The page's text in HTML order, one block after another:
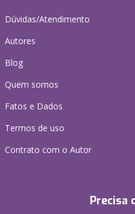
Dúvidas/Atendimento
Autores
Blog
Quem somos
Fatos e Dados
Termos de uso
Contrato com o Autor
Precisa